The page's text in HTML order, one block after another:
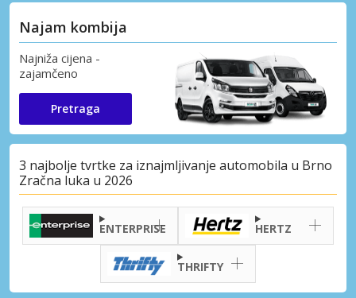
Najam kombija
Najniža cijena -
zajamčeno
Pretraga
3 najbolje tvrtke za iznajmljivanje automobila u Brno
Zračna luka u 2026
ENTERPRISE HERTZ
THRIFTY